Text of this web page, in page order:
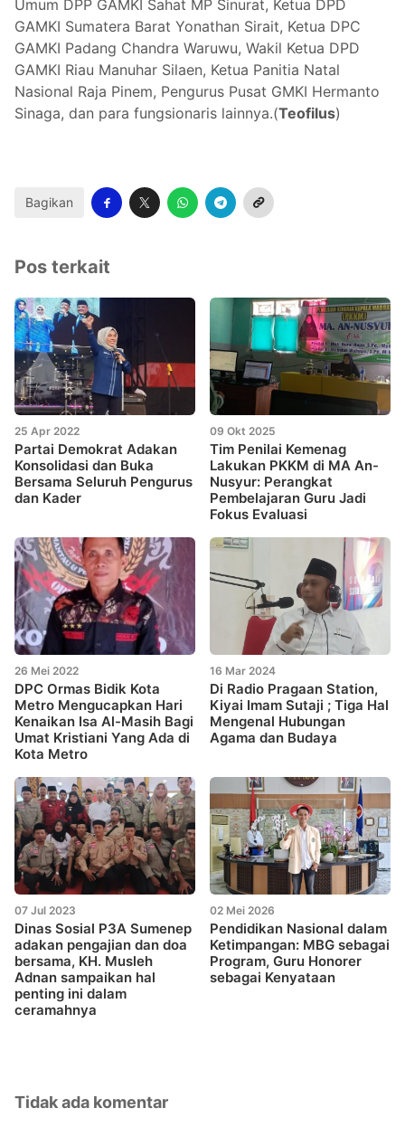
Umum DPP GAMKI Sahat MP Sinurat, Ketua DPD
GAMKI Sumatera Barat Yonathan Sirait, Ketua DPC
GAMKI Padang Chandra Waruwu, Wakil Ketua DPD
GAMKI Riau Manuhar Silaen, Ketua Panitia Natal
Nasional Raja Pinem, Pengurus Pusat GMKI Hermanto
Sinaga, dan para fungsionaris lainnya.(Teofilus)
Bagikan
Pos terkait
25 Apr 2022
Partai Demokrat Adakan
Konsolidasi dan Buka
Bersama Seluruh Pengurus
dan Kader
09 Okt 2025
Tim Penilai Kemenag
Lakukan PKKM di MA An-
Nusyur: Perangkat
Pembelajaran Guru Jadi
Fokus Evaluasi
26 Mei 2022
DPC Ormas Bidik Kota
Metro Mengucapkan Hari
Kenaikan Isa Al-Masih Bagi
Umat Kristiani Yang Ada di
Kota Metro
16 Mar 2024
Di Radio Pragaan Station,
Kiyai Imam Sutaji ; Tiga Hal
Mengenal Hubungan
Agama dan Budaya
07 Jul 2023
Dinas Sosial P3A Sumenep
adakan pengajian dan doa
bersama, KH. Musleh
Adnan sampaikan hal
penting ini dalam
ceramahnya
02 Mei 2026
Pendidikan Nasional dalam
Ketimpangan: MBG sebagai
Program, Guru Honorer
sebagai Kenyataan
Tidak ada komentar